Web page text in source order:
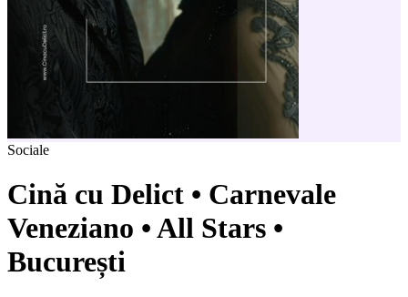
Sociale
Cină cu Delict • Carnevale
Veneziano • All Stars •
București